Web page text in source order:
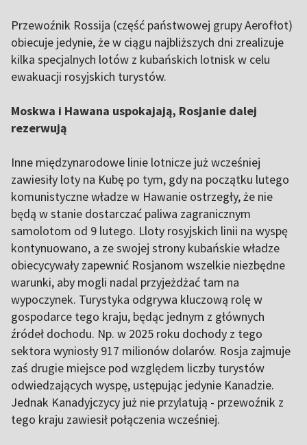
Przewoźnik Rossija (część państwowej grupy Aerofłot)
obiecuje jedynie, że w ciągu najbliższych dni zrealizuje
kilka specjalnych lotów z kubańskich lotnisk w celu
ewakuacji rosyjskich turystów.
Moskwa i Hawana uspokajają, Rosjanie dalej
rezerwują
Inne międzynarodowe linie lotnicze już wcześniej
zawiesiły loty na Kubę po tym, gdy na początku lutego
komunistyczne władze w Hawanie ostrzegły, że nie
będą w stanie dostarczać paliwa zagranicznym
samolotom od 9 lutego. Lloty rosyjskich linii na wyspę
kontynuowano, a ze swojej strony kubańskie władze
obiecycywały zapewnić Rosjanom wszelkie niezbędne
warunki, aby mogli nadal przyjeżdżać tam na
wypoczynek. Turystyka odgrywa kluczową rolę w
gospodarce tego kraju, będąc jednym z głównych
źródeł dochodu. Np. w 2025 roku dochody z tego
sektora wyniosły 917 milionów dolarów. Rosja zajmuje
zaś drugie miejsce pod względem liczby turystów
odwiedzających wyspę, ustępując jedynie Kanadzie.
Jednak Kanadyjczycy już nie przylatują - przewoźnik z
tego kraju zawiesił połączenia wcześniej.